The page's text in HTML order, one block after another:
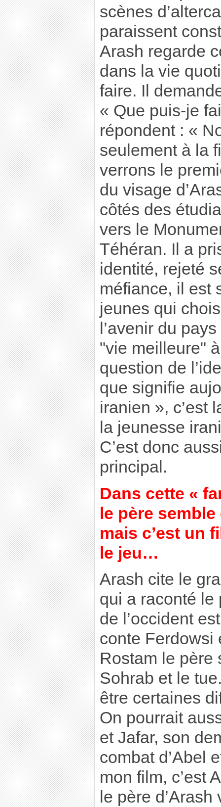
scènes
paraissent
Arash regarde
dans la vie
faire. Il
« Que puis-je
répondent : «
seulement à la
verrons le
du visage
côtés des
vers le
Téhéran. Il a
identité, rejeté
méfiance, il est
jeunes qui
l’avenir du
"vie meilleure"
question de
que signifie
iranien », c’est
la jeunesse
C’est donc
principal.
Dans cette «
le père
mais c’est un
le jeu…
Arash cite le
qui a raconté le
de l’occident
conte Ferdowsi
Rostam le père
Sohrab et le
être certaines
On pourrait
et Jafar, son
combat d’Abel
mon film, c’est
le père